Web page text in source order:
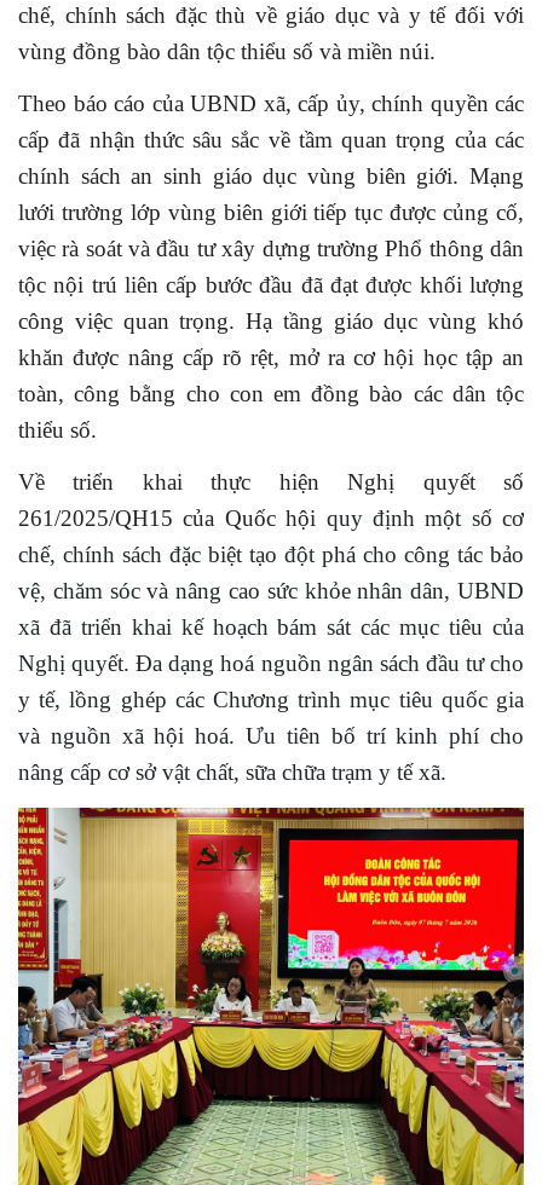
chế, chính sách đặc thù về giáo dục và y tế đối với
vùng đồng bào dân tộc thiểu số và miền núi.
Theo báo cáo của UBND xã, cấp ủy, chính quyền các
cấp đã nhận thức sâu sắc về tầm quan trọng của các
chính sách an sinh giáo dục vùng biên giới. Mạng
lưới trường lớp vùng biên giới tiếp tục được củng cố,
việc rà soát và đầu tư xây dựng trường Phổ thông dân
tộc nội trú liên cấp bước đầu đã đạt được khối lượng
công việc quan trọng. Hạ tầng giáo dục vùng khó
khăn được nâng cấp rõ rệt, mở ra cơ hội học tập an
toàn, công bằng cho con em đồng bào các dân tộc
thiểu số.
Về triển khai thực hiện Nghị quyết số
261/2025/QH15 của Quốc hội quy định một số cơ
chế, chính sách đặc biệt tạo đột phá cho công tác bảo
vệ, chăm sóc và nâng cao sức khỏe nhân dân, UBND
xã đã triển khai kế hoạch bám sát các mục tiêu của
Nghị quyết. Đa dạng hoá nguồn ngân sách đầu tư cho
y tế, lồng ghép các Chương trình mục tiêu quốc gia
và nguồn xã hội hoá. Ưu tiên bố trí kinh phí cho
nâng cấp cơ sở vật chất, sữa chữa trạm y tế xã.